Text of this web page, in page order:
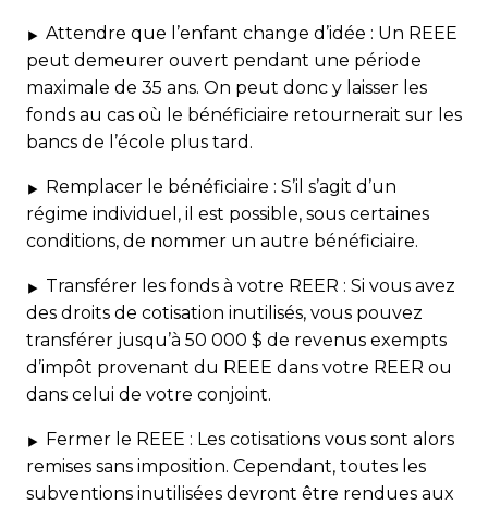
Attendre que l’enfant change d’idée : Un REEE
peut demeurer ouvert pendant une période
maximale de 35 ans. On peut donc y laisser les
fonds au cas où le bénéficiaire retournerait sur les
bancs de l’école plus tard.
Remplacer le bénéficiaire : S’il s’agit d’un
régime individuel, il est possible, sous certaines
conditions, de nommer un autre bénéficiaire.
Transférer les fonds à votre REER : Si vous avez
des droits de cotisation inutilisés, vous pouvez
transférer jusqu’à 50 000 $ de revenus exempts
d’impôt provenant du REEE dans votre REER ou
dans celui de votre conjoint.
Fermer le REEE : Les cotisations vous sont alors
remises sans imposition. Cependant, toutes les
subventions inutilisées devront être rendues aux